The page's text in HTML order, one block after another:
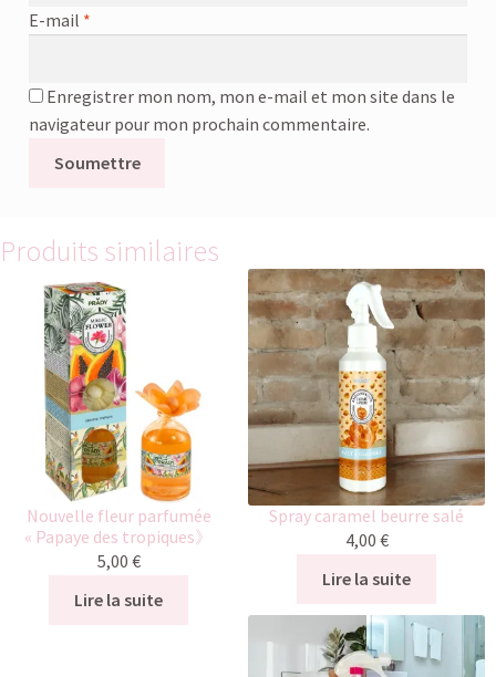
E-mail *
Enregistrer mon nom, mon e-mail et mon site dans le
navigateur pour mon prochain commentaire.
Produits similaires
Nouvelle fleur parfumée
« Papaye des tropiques》
5,00 €
Lire la suite
Spray caramel beurre salé
4,00 €
Lire la suite